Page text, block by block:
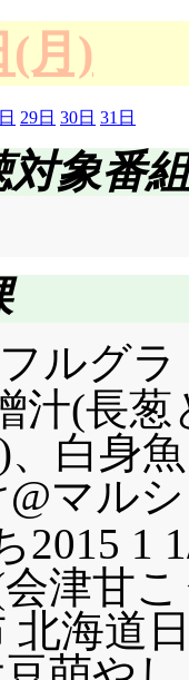
(月)
29日 30日 31日
象番組
ルグラ
汁(長
、白身
マル
2015 1
津甘
北海道